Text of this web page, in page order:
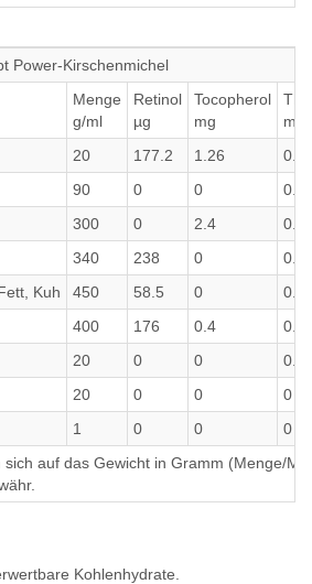
Power-Kirschenmichel
Menge
g/ml
Retinol
µg
Tocopherol
mg
mg
20 177.2 1.26
90 0 0
300 0 2.4
340 238 0
Kuh
450 58.5 0
400 176 0.4
20 0 0
20 0 0
0
1 0 0
0
sich auf das Gewicht in Gramm (Menge/
Kohlenhydrate.